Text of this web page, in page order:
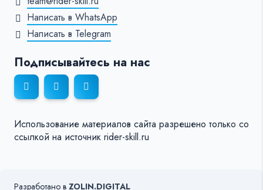
Написать в WhatsApp
Написать в Telegram
Подписывайтесь на нас
Использование материалов сайта разрешено только со
ссылкой на источник rider-skill.ru
Разработано в ZOLIN.DIGITAL